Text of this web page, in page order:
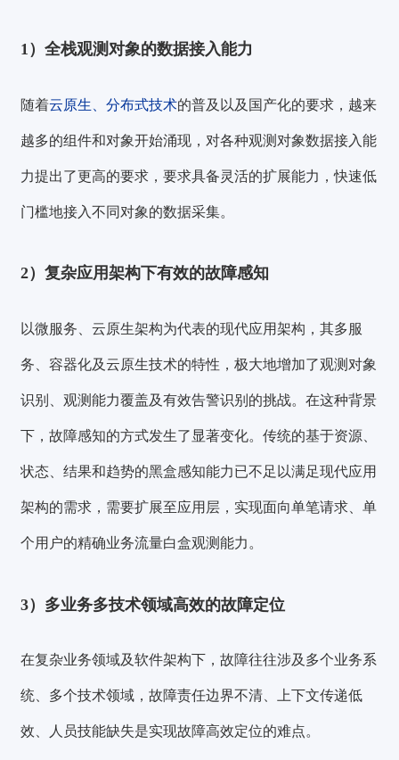
1）全栈观测对象的数据接入能力
随着云原生、分布式技术的普及以及国产化的要求，越来
越多的组件和对象开始涌现，对各种观测对象数据接入能
力提出了更高的要求，要求具备灵活的扩展能力，快速低
门槛地接入不同对象的数据采集。
2）复杂应用架构下有效的故障感知
以微服务、云原生架构为代表的现代应用架构，其多服
务、容器化及云原生技术的特性，极大地增加了观测对象
识别、观测能力覆盖及有效告警识别的挑战。在这种背景
下，故障感知的方式发生了显著变化。传统的基于资源、
状态、结果和趋势的黑盒感知能力已不足以满足现代应用
架构的需求， 需要扩展至应用层 ，实现面向单笔请求、单
个用户的精确业务流量白盒观测能力。
3）多业务多技术领域高效的故障定位
在复杂业务领域及软件架构下，故障往往涉及多个业务系
统、多个技术领域，故障责任边界不清、上下文传递低
效、人员技能缺失是实现故障高效定位的难点。